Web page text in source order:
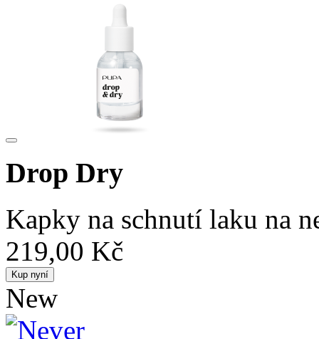
Drop Dry
Kapky na schnutí laku na
219,00 Kč
Kup nyní
New